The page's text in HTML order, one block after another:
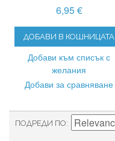
6,95 €
ДОБАВИ В КОШНИЦАТА
Добави към списък с
желания
Добави за сравняване
ПОДРЕДИ ПО